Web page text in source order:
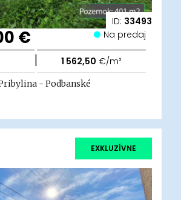
ID: 33493
€ Na predaj
| 1 562,50 €/m²
- Podbanské
EXKLUZÍVNE